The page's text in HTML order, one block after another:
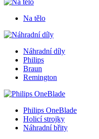
Na tělo
Náhradní díly
Philips
Braun
Remington
Philips OneBlade
Holicí strojky
Náhradní břity